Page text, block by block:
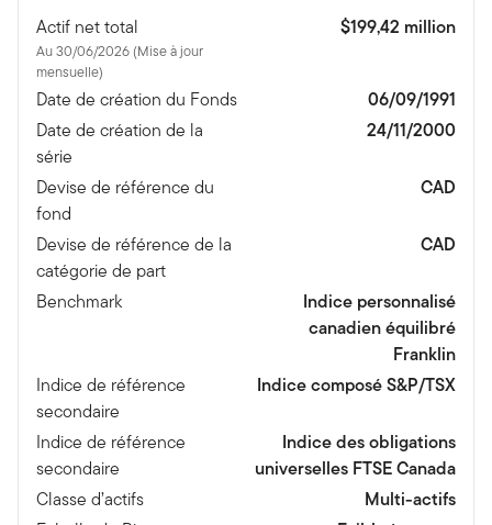
Actif net total
Au 30/06/2026 (Mise à jour
mensuelle)
$199,42 million
Date de création du Fonds
06/09/1991
Date de création de la
série
24/11/2000
Devise de référence du
fond
CAD
Devise de référence de la
catégorie de part
CAD
Benchmark
Indice personnalisé
canadien équilibré
Franklin
Indice de référence
secondaire
Indice composé S&P/TSX
Indice de référence
secondaire
Indice des obligations
universelles FTSE Canada
Classe d’actifs
Multi-actifs